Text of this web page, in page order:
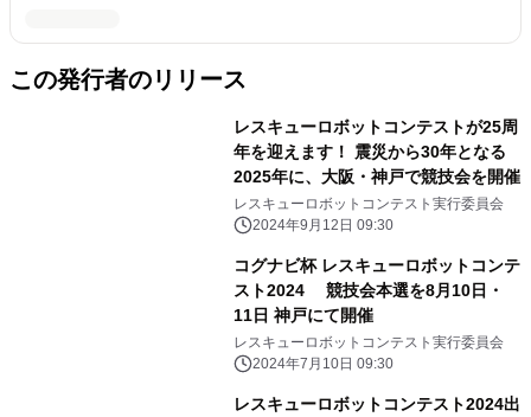
この発行者のリリース
レスキューロボットコンテストが25周
年を迎えます！ 震災から30年となる
2025年に、大阪・神戸で競技会を開催
レスキューロボットコンテスト実行委員会
2024年9月12日 09:30
コグナビ杯 レスキューロボットコンテ
スト2024 競技会本選を8月10日・
11日 神戸にて開催
レスキューロボットコンテスト実行委員会
2024年7月10日 09:30
レスキューロボットコンテスト2024出